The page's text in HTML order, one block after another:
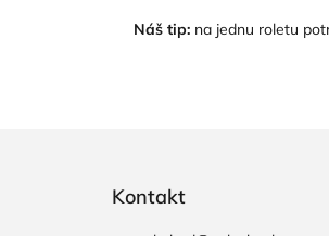
Náš tip: na jednu roletu
Kontakt